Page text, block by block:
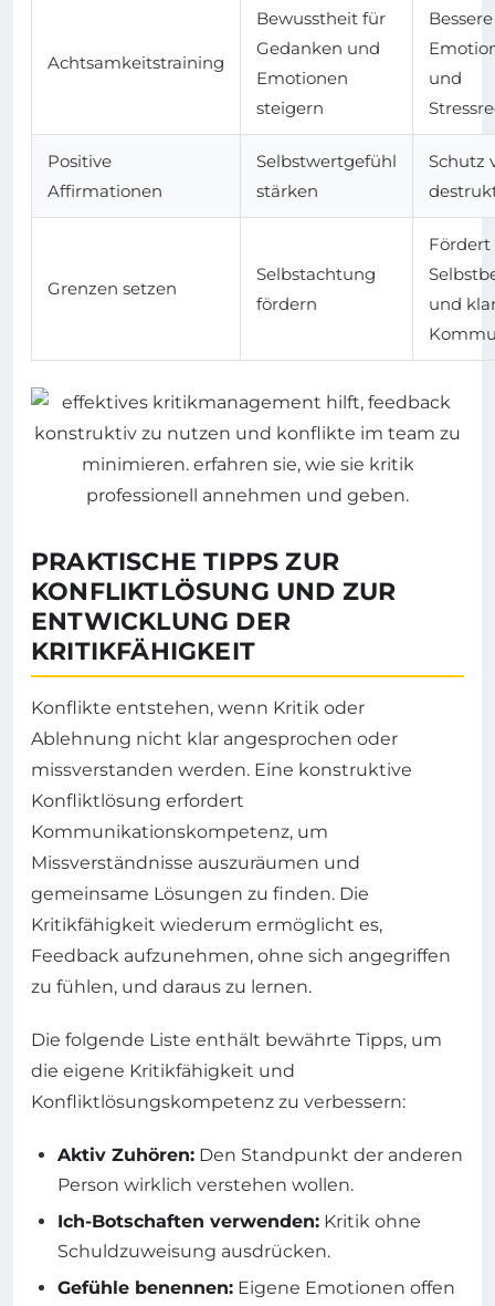
Achtsamkeitstraining
Bewusstheit für
Gedanken und
Emotionen
steigern
Bessere
und
Positive
Affirmationen
Selbstwertgefühl
stärken
Schutz
Grenzen setzen
Selbstachtung
fördern
Fördert
und
PRAKTISCHE TIPPS ZUR
KONFLIKTLÖSUNG UND ZUR
ENTWICKLUNG DER
KRITIKFÄHIGKEIT
Konflikte entstehen, wenn Kritik oder
Ablehnung nicht klar angesprochen oder
missverstanden werden. Eine konstruktive
Konfliktlösung erfordert
Kommunikationskompetenz, um
Missverständnisse auszuräumen und
gemeinsame Lösungen zu finden. Die
Kritikfähigkeit wiederum ermöglicht es,
Feedback aufzunehmen, ohne sich angegriffen
zu fühlen, und daraus zu lernen.
Die folgende Liste enthält bewährte Tipps, um
die eigene Kritikfähigkeit und
Konfliktlösungskompetenz zu verbessern:
Aktiv Zuhören: Den Standpunkt der anderen
Person wirklich verstehen wollen.
Ich-Botschaften verwenden: Kritik ohne
Schuldzuweisung ausdrücken.
Gefühle benennen: Eigene Emotionen offen